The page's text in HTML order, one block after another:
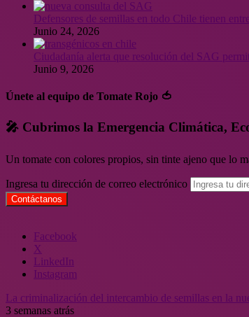
Defensores de semillas en todo Chile tienen
Junio 24, 2026
Ciudadanía alerta que resolución del SAG
Junio 9, 2026
Únete al equipo de Tomate Rojo 🍅
🎤 Cubrimos la Emergencia Climática,
Un tomate con colores propios, sin tinte ajeno que lo
Ingresa tu dirección de correo electrónico
Facebook
X
LinkedIn
Instagram
La criminalización del intercambio de semillas en la
3 semanas atrás